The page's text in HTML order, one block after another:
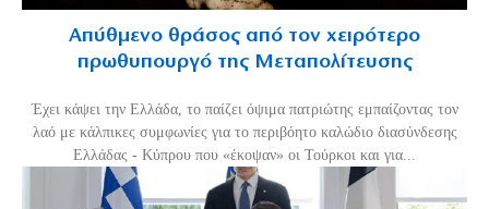
Απύθμενο θράσος από τον χειρότερο
πρωθυπουργό της Μεταπολίτευσης
Έχει κάψει την Ελλάδα, το παίζει όψιμα πατριώτης εμπαίζοντας τον
λαό με κάλπικες συμφωνίες για το περιβόητο καλώδιο διασύνδεσης
Ελλάδας - Κύπρου που «έκοψαν» οι Τούρκοι και για...